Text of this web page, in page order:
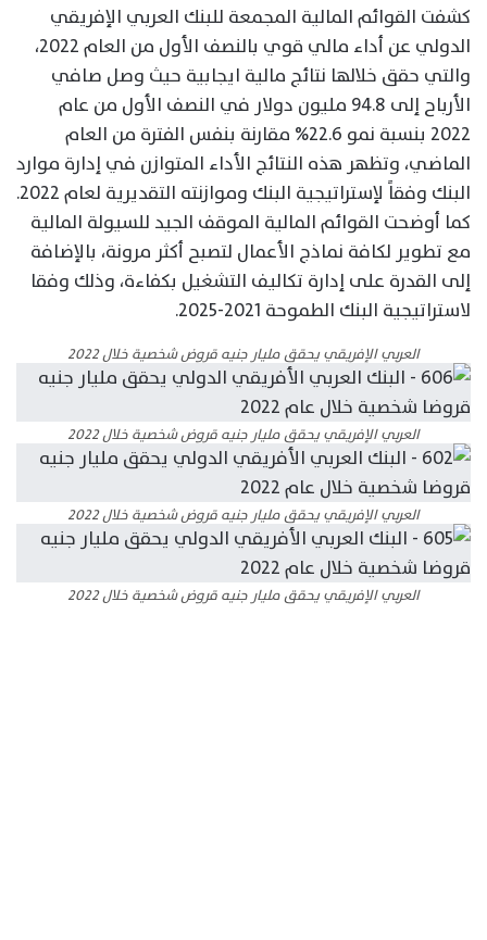
كشفت القوائم المالية المجمعة للبنك العربي الإفريقي
الدولي عن أداء مالي قوي بالنصف الأول من العام 2022،
والتي حقق خلالها نتائج مالية ايجابية حيث وصل صافي
الأرباح إلى 94.8 مليون دولار في النصف الأول من عام
2022 بنسبة نمو 22.6% مقارنة بنفس الفترة من العام
الماضي، وتظهر هذه النتائج الأداء المتوازن في إدارة موارد
البنك وفقاً لإستراتيجية البنك وموازنته التقديرية لعام 2022.
كما أوضحت القوائم المالية الموقف الجيد للسيولة المالية
مع تطوير لكافة نماذج الأعمال لتصبح أكثر مرونة، بالإضافة
إلى القدرة على إدارة تكاليف التشغيل بكفاءة، وذلك وفقا
لاستراتيجية البنك الطموحة 2021-2025.
العربي الإفريقي يحقق مليار جنيه قروض شخصية خلال 2022
العربي الإفريقي يحقق مليار جنيه قروض شخصية خلال 2022
العربي الإفريقي يحقق مليار جنيه قروض شخصية خلال 2022
العربي الإفريقي يحقق مليار جنيه قروض شخصية خلال 2022